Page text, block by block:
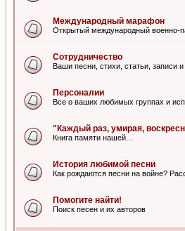
Международный марафон
Открытый международный военно-
Сотрудничество
Ваши песни, стихи, статьи, записи
Персоналии
Все о ваших любимых группах и
"Каждый раз, умирая,
Книга памяти нашей...
История любимой песни
Как рождаются песни на войне?
Помогите найти!
Поиск песен и их авторов